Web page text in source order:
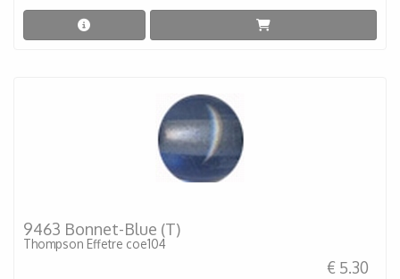
9463 Bonnet-Blue (T)
Thompson Effetre coe104
€ 5.30